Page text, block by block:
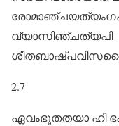
വ്യാസിഞ്ചത്യപി
2.7
ഏവംഭൂതതയാ ഹി